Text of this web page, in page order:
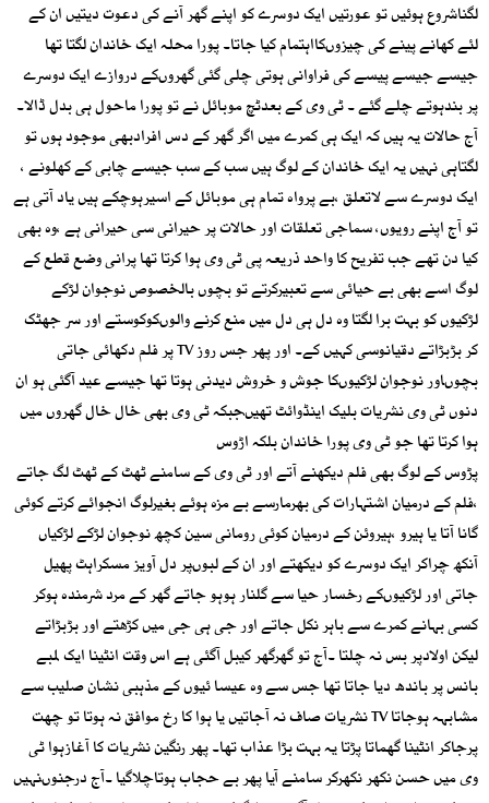
لگناشروع ہوئیں تو عورتیں ایک دوسرے کو اپنے گھر آنے کی دعوت دیتیں ان کے
لئے کھانے پینے کی چیزوںکااہتمام کیا جاتا۔ پورا محلہ ایک خاندان لگتا تھا
جیسے جیسے پیسے کی فراوانی ہوتی چلی گئی گھروںکے دروازے ایک دوسرے
پر بندہوتے چلے گئے ۔ ٹی وی کے بعدٹچ موبائل نے تو پورا ماحول ہی بدل ڈالا۔
آج حالات یہ ہیں کہ ایک ہی کمرے میں اگر گھر کے دس افرادبھی موجود ہوں تو
لگتاہی نہیں یہ ایک خاندان کے لوگ ہیں سب کے سب جیسے چابی کے کھلونے ،
ایک دوسرے سے لاتعلق ،بے پرواہ تمام ہی موبائل کے اسیرہوچکے ہیں یاد آتی ہے
تو آج اپنے رویوں، سماجی تعلقات اور حالات پر حیرانی سی حیرانی ہے ،وہ بھی
کیا دن تھے جب تفریح کا واحد ذریعہ پی ٹی وی ہوا کرتا تھا پرانی وضع قطع کے
لوگ اسے بھی بے حیائی سے تعبیرکرتے تو بچوں بالخصوص نوجوان لڑکے
لڑکیوں کو بہت برا لگتا وہ دل ہی دل میں منع کرنے والوںکوکوستے اور سر جھٹک
کر بڑبڑاتے دقیانوسی کہیں کے۔ اور پھر جس روز TV پر فلم دکھائی جاتی
بچوںاور نوجوان لڑکیوںکا جوش و خروش دیدنی ہوتا تھا جیسے عید آگئی ہو ان
دنوں ٹی وی نشریات بلیک اینڈوائٹ تھیںجبکہ ٹی وی بھی خال خال گھروں میں
ہوا کرتا تھا جو ٹی وی پورا خاندان بلکہ اڑوس
پڑوس کے لوگ بھی فلم دیکھنے آتے اور ٹی وی کے سامنے ٹھٹ کے ٹھٹ لگ جاتے
،فلم کے درمیان اشتہارات کی بھرمارسے بے مزہ ہوئے بغیرلوگ انجوائے کرتے کوئی
گانا آتا یا ہیرو ،ہیروئن کے درمیان کوئی رومانی سین کچھ نوجوان لڑکے لڑکیاں
آنکھ چراکر ایک دوسرے کو دیکھتے اور ان کے لبوںپر دل آویز مسکراہٹ پھیل
جاتی اور لڑکیوںکے رخسار حیا سے گلنار ہوہو جاتے گھر کے مرد شرمندہ ہوکر
کسی بہانے کمرے سے باہر نکل جاتے اور جی ہی جی میں کڑھتے اور بڑبڑاتے
لیکن اولادپر بس نہ چلتا ۔آج تو گھرگھر کیبل آگئی ہے اس وقت انٹینا ایک لمبے
بانس پر باندھ دیا جاتا تھا جس سے وہ عیسا ئیوں کے مذہبی نشان صلیب سے
مشابہہ ہوجاتا TV نشریات صاف نہ آجاتیں یا ہوا کا رخ موافق نہ ہوتا تو چھت
پرجاکر انٹینا گھماتا پڑتا یہ بہت بڑا عذاب تھا۔ پھر رنگین نشریات کا آغازہوا ٹی
وی میں حسن نکھر نکھرکر سامنے آیا پھر بے حجاب ہوتاچلاگیا ۔آج درجنوںنہیں